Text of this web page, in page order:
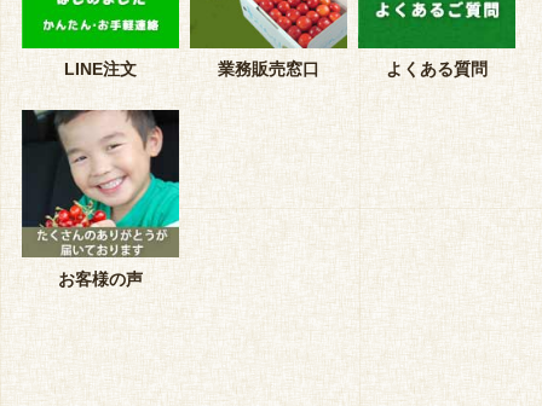
LINE注文 業務販売窓口 よくある質問
お客様の声